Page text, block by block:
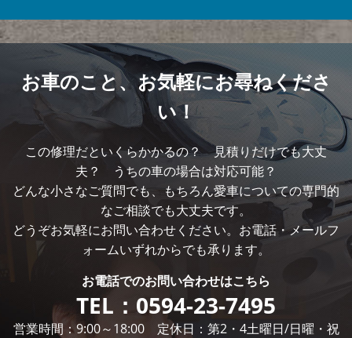
お車のこと、お気軽にお尋ねくださ
い！
この修理だといくらかかるの？ 見積りだけでも大丈
夫？ うちの車の場合は対応可能？
どんな小さなご質問でも、もちろん愛車についての専門的
なご相談でも大丈夫です。
どうぞお気軽にお問い合わせください。お電話・メールフ
ォームいずれからでも承ります。
お電話でのお問い合わせはこちら
TEL： 0594-23-7495
営業時間：9:00～18:00 定休日：第2・4土曜日/日曜・祝